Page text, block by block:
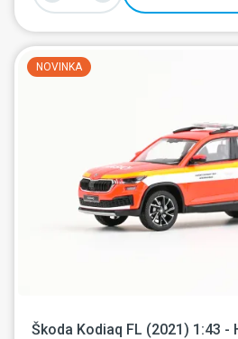
NOVINKA
Škoda Kodiaq FL (2021) 1:43 -